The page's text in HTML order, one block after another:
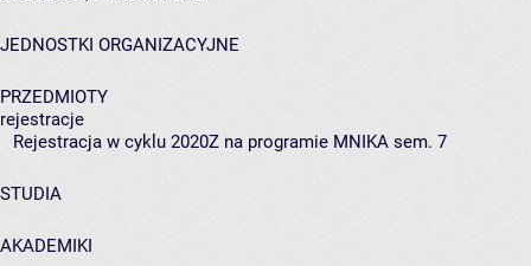
JEDNOSTKI ORGANIZACYJNE
PRZEDMIOTY
rejestracje
Rejestracja w cyklu 2020Z na programie MNIKA sem. 7
STUDIA
AKADEMIKI